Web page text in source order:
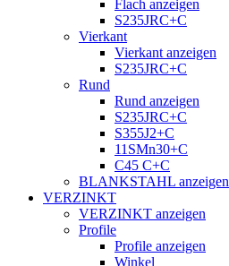
Flach anzeigen
S235JRC+C
Vierkant
Vierkant anzeigen
S235JRC+C
Rund
Rund anzeigen
S235JRC+C
S355J2+C
11SMn30+C
C45 C+C
BLANKSTAHL anzeigen
VERZINKT
VERZINKT anzeigen
Profile
Profile anzeigen
Winkel